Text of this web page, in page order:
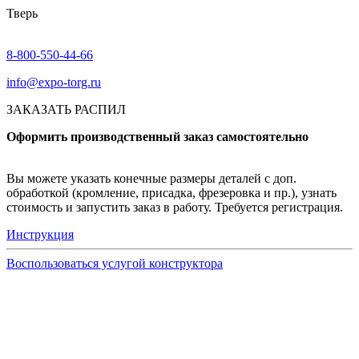
Тверь
8-800-550-44-66
info@expo-torg.ru
ЗАКАЗАТЬ РАСПИЛ
Оформить производственный заказ самостоятельно
Вы можете указать конечные размеры деталей с доп.
обработкой (кромление, присадка, фрезеровка и пр.), узнать
стоимость и запустить заказ в работу. Требуется регистрация.
Инструкция
Воспользоваться услугой конструктора